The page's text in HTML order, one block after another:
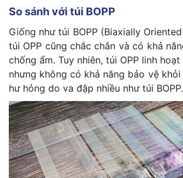
So sánh với túi BOPP
Giống như túi BOPP (Biaxially
túi OPP cũng chắc chắn và có khả
chống ẩm. Tuy nhiên, túi OPP linh
nhưng không có khả năng bảo vệ
hư hỏng do va đập nhiều như túi BOPP.